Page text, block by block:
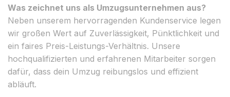
Was zeichnet uns als Umzugsunternehmen aus?
Neben unserem hervorragenden Kundenservice legen
wir großen Wert auf Zuverlässigkeit, Pünktlichkeit und
ein faires Preis-Leistungs-Verhältnis. Unsere
hochqualifizierten und erfahrenen Mitarbeiter sorgen
dafür, dass dein Umzug reibungslos und effizient
abläuft.